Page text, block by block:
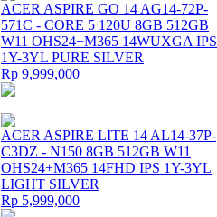
ACER ASPIRE GO 14 AG14-72P-
571C - CORE 5 120U 8GB 512GB
W11 OHS24+M365 14WUXGA IPS
1Y-3YL PURE SILVER
Rp 9,999,000
ACER ASPIRE LITE 14 AL14-37P-
C3DZ - N150 8GB 512GB W11
OHS24+M365 14FHD IPS 1Y-3YL
LIGHT SILVER
Rp 5,999,000